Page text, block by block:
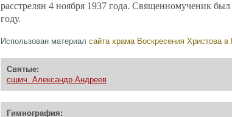
расстрелян 4 ноября 1937 года. Священномученик
году.
Использован материал сайта храма Воскресения Христова
Святые:
сщмч. Александр Андреев
Гимнография: